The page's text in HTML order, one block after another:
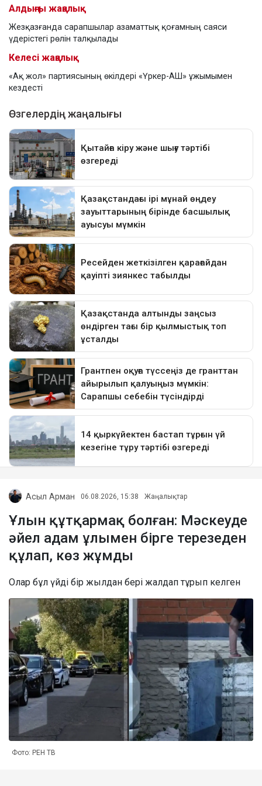
Алдыңғы жаңалық
Жезқазғанда сарапшылар азаматтық қоғамның саяси
үдерістегі рөлін талқылады
Келесі жаңалық
«Ақ жол» партиясының өкілдері «Үркер-АШ» ұжымымен
кездесті
Асыл Арман 06.08.2026, 15:38 Жаңалықтар
Ұлын құтқармақ болған: Мәскеуде
әйел адам ұлымен бірге терезеден
құлап, көз жұмды
Олар бұл үйді бір жылдан бері жалдап тұрып келген
Фото: РЕН ТВ